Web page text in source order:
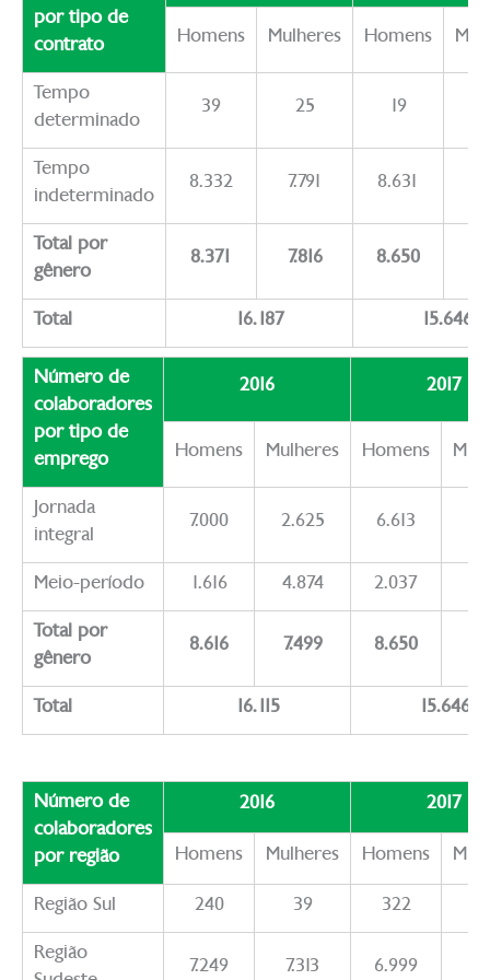
por tipo de
contrato
Homens Mulheres Homens
Tempo
determinado
39 25 19
Tempo
indeterminado
8.332 7.791 8.631
Total por
gênero
8.371 7.816 8.650
Total 16.187 15.646
Número de
colaboradores
por tipo de
emprego
2016 2017
Homens Mulheres Homens
Jornada
integral
7.000 2.625 6.613
Meio-período 1.616 4.874 2.037
Total por
gênero
8.616 7.499 8.650
Total 16.115 15.646
Número de
colaboradores
por região
2016 2017
Homens Mulheres Homens
Região Sul 240 39 322
Região
7.249 7.313 6.999